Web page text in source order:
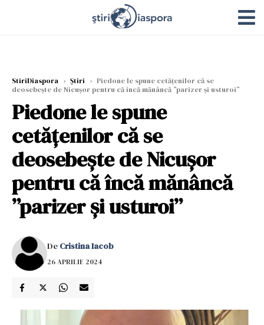
StiriDiaspora › Știri › Piedone le spune cetățenilor că se
deosebește de Nicușor pentru că încă mănâncă ”parizer și usturoi”
Piedone le spune
cetățenilor că se
deosebește de Nicușor
pentru că încă mănâncă
”parizer și usturoi”
De Cristina Iacob
26 APRILIE 2024